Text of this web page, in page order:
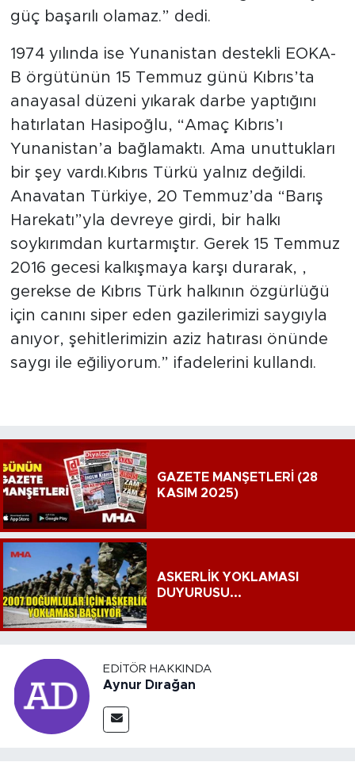
güç başarılı olamaz.” dedi.
1974 yılında ise Yunanistan destekli EOKA-
B örgütünün 15 Temmuz günü Kıbrıs’ta
anayasal düzeni yıkarak darbe yaptığını
hatırlatan Hasipoğlu, “Amaç Kıbrıs’ı
Yunanistan’a bağlamaktı. Ama unuttukları
bir şey vardı.Kıbrıs Türkü yalnız değildi.
Anavatan Türkiye, 20 Temmuz’da “Barış
Harekatı”yla devreye girdi, bir halkı
soykırımdan kurtarmıştır. Gerek 15 Temmuz
2016 gecesi kalkışmaya karşı durarak, ,
gerekse de Kıbrıs Türk halkının özgürlüğü
için canını siper eden gazilerimizi saygıyla
anıyor, şehitlerimizin aziz hatırası önünde
saygı ile eğiliyorum.” ifadelerini kullandı.
GAZETE MANŞETLERİ (28
KASIM 2025)
ASKERLİK YOKLAMASI
DUYURUSU...
EDITÖR HAKKINDA
Aynur Dırağan